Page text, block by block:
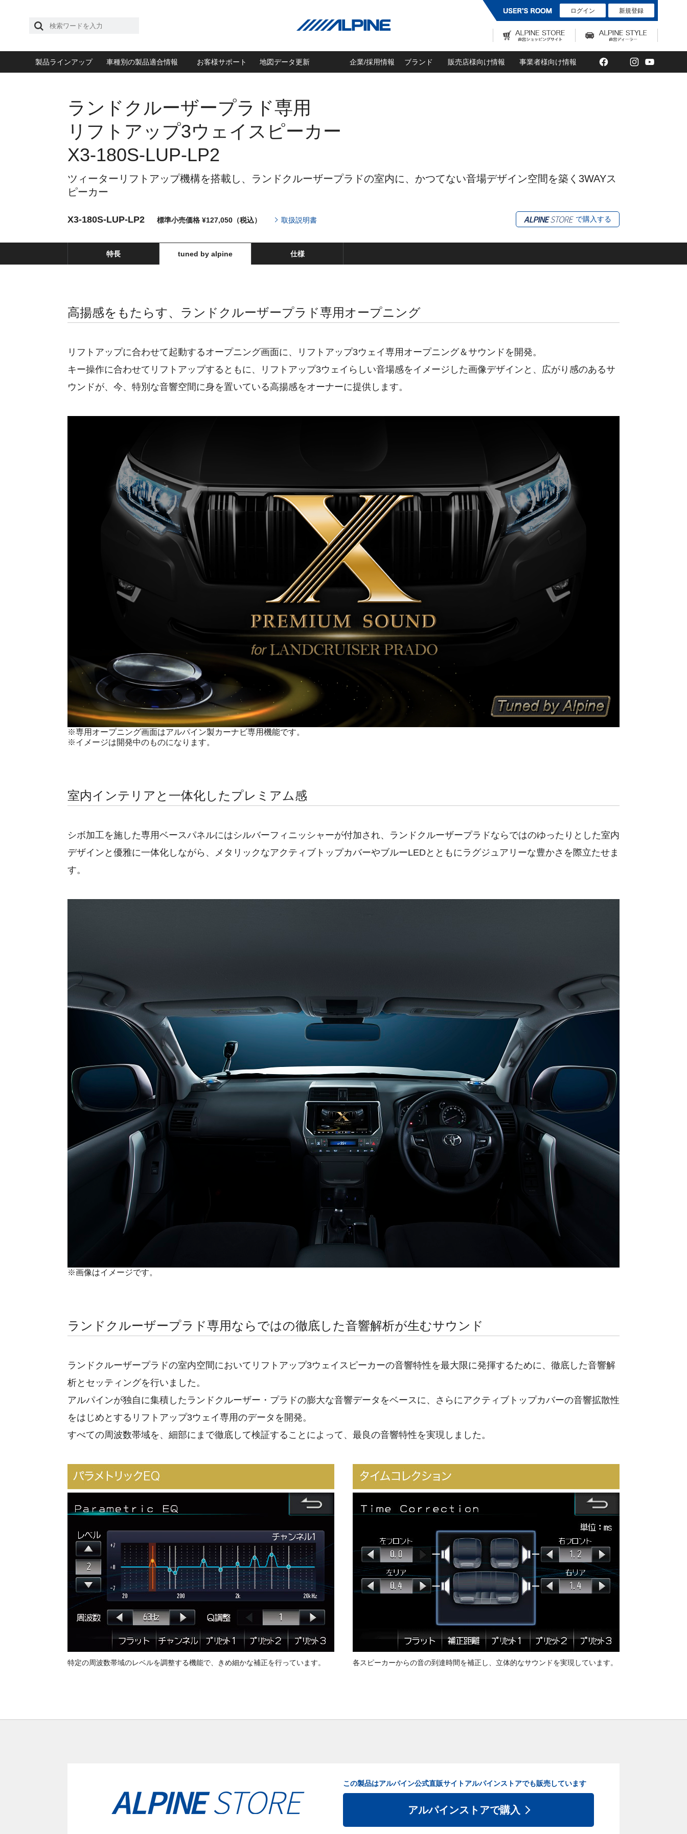
ログイン 新規登録
製品ラインアップ 車種別の製品適合情報 お客様サポート 地図データ更新 企業/採用情報 ブランド 販売店様向け情報 事業者様向け情報 Facebook
TwitterInstagram
ランドクルーザープラド専用
リフトアップ3ウェイスピーカー
X3-180S-LUP-LP2
ツィーターリフトアップ機構を搭載し、ランドクルーザープラドの室内に、かつてない音場デザイン空間を築く3WAYス
ピーカー
X3-180S-LUP-LP2 標準小売価格 ¥127,050（税込） 取扱説明書 で購入する
特長 tuned by alpine 仕様
高揚感をもたらす、ランドクルーザープラド専用オープニング
リフトアップに合わせて起動するオープニング画面に、リフトアップ3ウェイ専用オープニング＆サウンドを開発。
キー操作に合わせてリフトアップするともに、リフトアップ3ウェイらしい音場感をイメージした画像デザインと、広がり感のあるサ
ウンドが、今、特別な音響空間に身を置いている高揚感をオーナーに提供します。
※専用オープニング画面はアルパイン製カーナビ専用機能です。
※イメージは開発中のものになります。
室内インテリアと一体化したプレミアム感
シボ加工を施した専用ベースパネルにはシルバーフィニッシャーが付加され、ランドクルーザープラドならではのゆったりとした室内
デザインと優雅に一体化しながら、メタリックなアクティブトップカバーやブルーLEDとともにラグジュアリーな豊かさを際立たせま
す。
※画像はイメージです。
ランドクルーザープラド専用ならではの徹底した音響解析が生むサウンド
ランドクルーザープラドの室内空間においてリフトアップ3ウェイスピーカーの音響特性を最大限に発揮するために、徹底した音響解
析とセッティングを行いました。
アルパインが独自に集積したランドクルーザー・プラドの膨大な音響データをベースに、さらにアクティブトップカバーの音響拡散性
をはじめとするリフトアップ3ウェイ専用のデータを開発。
すべての周波数帯域を、細部にまで徹底して検証することによって、最良の音響特性を実現しました。
特定の周波数帯域のレベルを調整する機能で、きめ細かな補正を行っています。 各スピーカーからの音の到達時間を補正し、立体的なサウンドを実現しています。
この製品はアルパイン公式直販サイトアルパインストアでも販売しています
アルパインストアで購入